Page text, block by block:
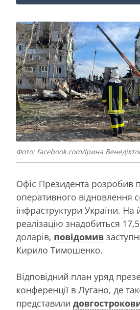
Фото: facebook.com/Ірина
Офіс Президента розробив
оперативного відновлення
інфраструктури України. На
реалізацію знадобиться
доларів, повідомив
Кирило Тимошенко.
Відповідний план уряд
конференції в Лугано, де
представили